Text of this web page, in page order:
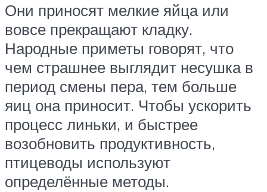
Они приносят мелкие яйца или
вовсе прекращают кладку.
Народные приметы говорят, что
чем страшнее выглядит несушка в
период смены пера, тем больше
яиц она приносит. Чтобы ускорить
процесс линьки, и быстрее
возобновить продуктивность,
птицеводы используют
определённые методы.